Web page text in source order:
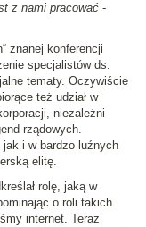
z nami pracować -
znanej konferencji
specjalistów ds.
tematy. Oczywiście
też udział w
niezależni
rządowych.
jak i w bardzo luźnych
elitę.
rolę, jaką w
o roli takich
internet. Teraz